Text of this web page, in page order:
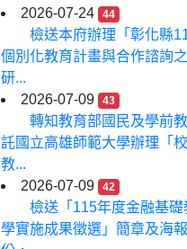
2026-07-24
44
檢送本府辦理「彰化縣
個別化教育計畫與合作諮詢
研...
2026-07-09
43
轉知教育部國民及學前
託國立高雄師範大學辦理「
教...
2026-07-09
42
檢送「115年度金融基礎
學實施成果徵選」簡章及海